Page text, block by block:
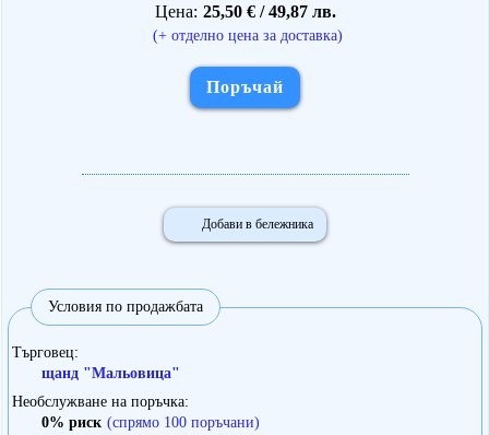
Понякога аз се оглеждам в огледалото,
А по стената се изкачват бавно
и догоряват на потона дните ми:
Ключови думи:
поезия на Атанас Далчев,
стихотворения на Атанас Далчев
Цена 25,50 € / 49,87 лв.
(+ отделно цена за доставка)
Поръчай
Добави в бележника
Условия по продажбата
Търговец
щанд "Мальовица"
Необслужване на поръчка
0% риск (спрямо 100 поръчани)